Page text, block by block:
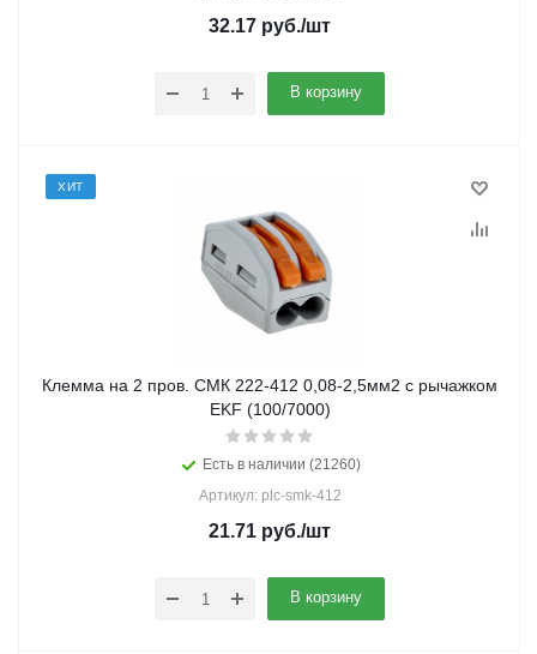
32.17 руб./шт
В корзину
ХИТ
Клемма на 2 пров. СМК 222-412 0,08-2,5мм2 с рычажком
EKF (100/7000)
Есть в наличии (21260)
Артикул: plc-smk-412
21.71 руб./шт
В корзину